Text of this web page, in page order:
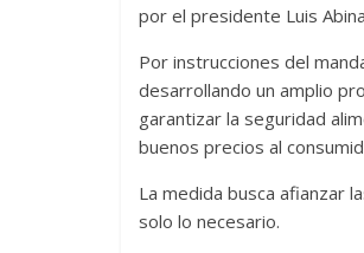
por el presidente Luis
Por instrucciones del
desarrollando un amplio
garantizar la seguridad
buenos precios al
La medida busca afianzar
solo lo necesario.